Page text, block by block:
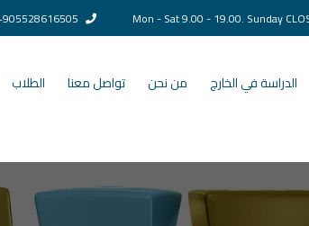
الدراسة في الخارج من نحن تواصل معنا الطلاب